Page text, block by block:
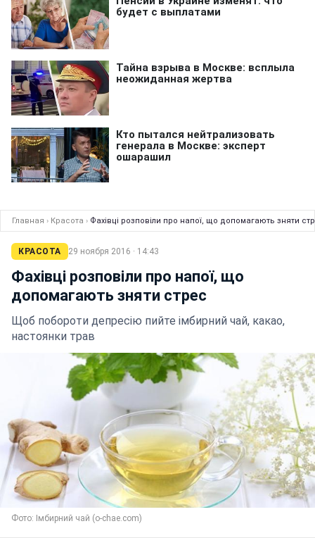
Главная › Красота › Фахівці розповіли про напої, що допомагають зняти
КРАСОТА 29 ноября 2016 · 14:43
Фахівці розповіли про напої, що
допомагають зняти стрес
Щоб побороти депресію пийте імбирний чай, какао,
настоянки трав
Фото: Імбирний чай (o-chae.com)